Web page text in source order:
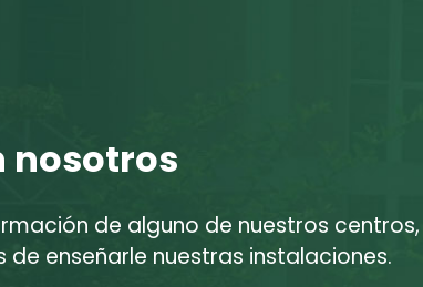
nosotros
de alguno de nuestros centros,
enseñarle nuestras instalaciones.